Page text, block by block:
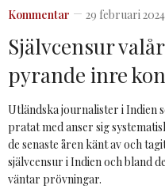
Kommentar 29 februari 2024
Självcensur
pyrande inre
Utländska journalister i Indien
pratat med anser sig
de senaste åren känt av och
självcensur i Indien och bland
väntar prövningar.